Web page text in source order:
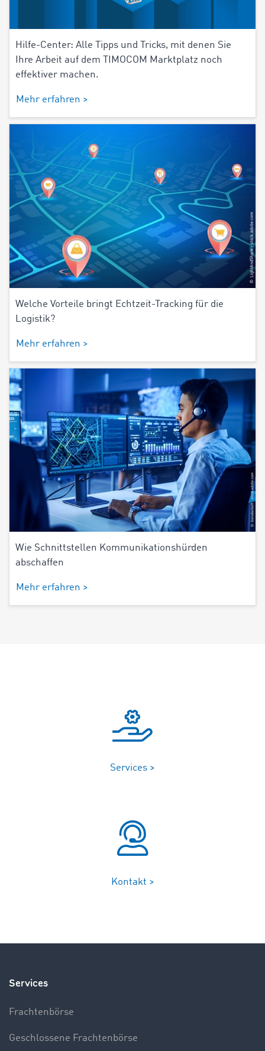
Hilfe-Center: Alle Tipps und Tricks, mit denen Sie
Ihre Arbeit auf dem TIMOCOM Marktplatz noch
effektiver machen.
Mehr erfahren >
Welche Vorteile bringt Echtzeit-Tracking für die
Logistik?
Mehr erfahren >
Wie Schnittstellen Kommunikationshürden
abschaffen
Mehr erfahren >
Services >
Kontakt >
Services
Frachtenbörse
Geschlossene Frachtenbörse